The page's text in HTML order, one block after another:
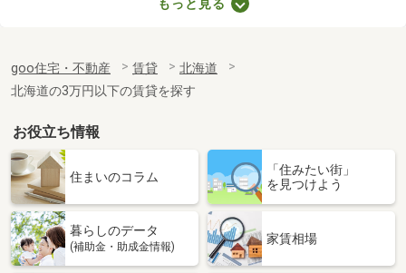
北海道札幌市東区北三十二条東４丁目
住 所
北海道札幌市東区北三十二条東４丁目
専有面積 42m²
北海道札幌市東区北三十一条東１２丁目
3.30万円
住 所
北海道札幌市東区北三十一条東１２丁
専有面積 23.95m²
もっと見る
goo住宅・不動産 賃貸
北海道
北海道の3万円以下の賃貸を探す
お役立ち情報
住まいのコラム
「住みたい街」
を見つけよう
暮らしのデータ
(補助金・助成金情報)
家賃相場